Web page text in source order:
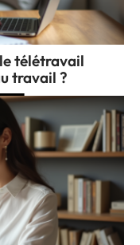
télétravail
travail ?